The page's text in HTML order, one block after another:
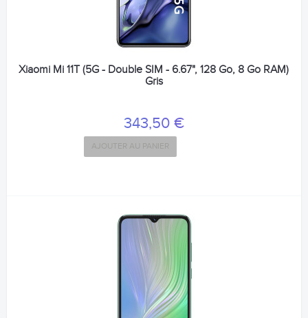
Xiaomi Mi 11T (5G - Double SIM - 6.67", 128 Go, 8 Go RAM)
Gris
343,50 €
AJOUTER AU PANIER